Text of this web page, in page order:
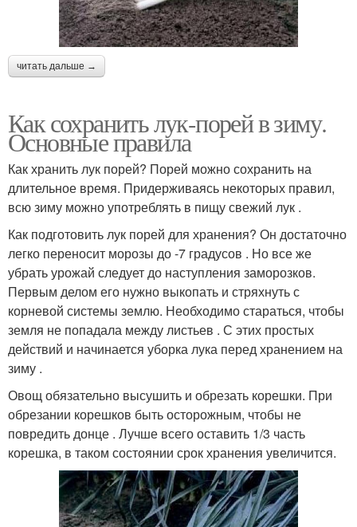
читать дальше →
Как сохранить лук-порей в зиму.
Основные правила
Как хранить лук порей? Порей можно сохранить на
длительное время. Придерживаясь некоторых правил,
всю зиму можно употреблять в пищу свежий лук .
Как подготовить лук порей для хранения? Он достаточно
легко переносит морозы до -7 градусов . Но все же
убрать урожай следует до наступления заморозков.
Первым делом его нужно выкопать и стряхнуть с
корневой системы землю. Необходимо стараться, чтобы
земля не попадала между листьев . С этих простых
действий и начинается уборка лука перед хранением на
зиму .
Овощ обязательно высушить и обрезать корешки. При
обрезании корешков быть осторожным, чтобы не
повредить донце . Лучше всего оставить 1/3 часть
корешка, в таком состоянии срок хранения увеличится.